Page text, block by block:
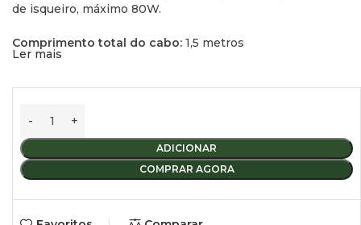
de isqueiro, máximo 80W.
Comprimento total do cabo: 1,5 metros
Ler mais
ADICIONAR
COMPRAR AGORA